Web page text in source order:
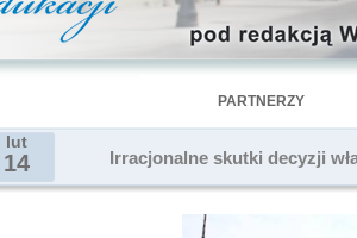
PARTNERZY
lut
14 Irracjonalne skutki decyzji